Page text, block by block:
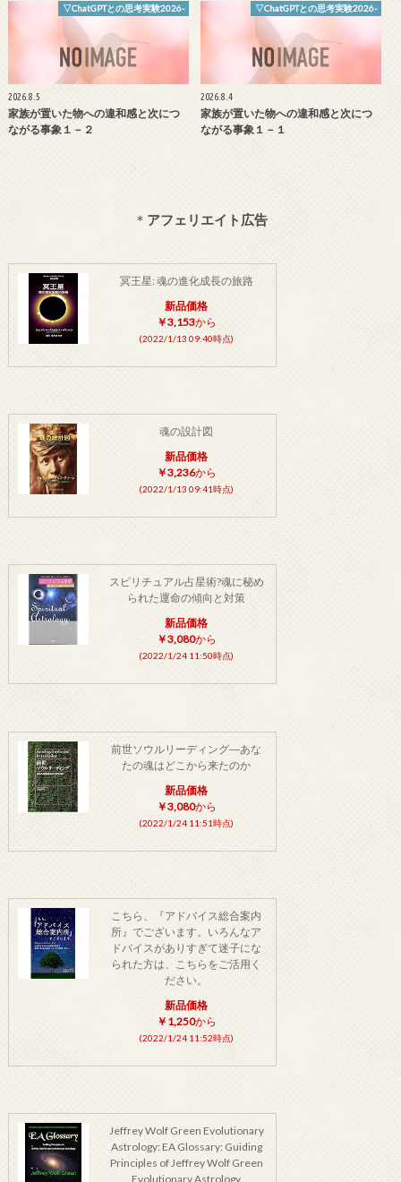
▽ChatGPTとの思考実験2026-
2026.8.5
家族が置いた物への違和感と次につ
ながる事象１－２
▽ChatGPTとの思考実験2026-
2026.8.4
家族が置いた物への違和感と次につ
ながる事象１－１
＊ アフェリエイト広告
冥王星: 魂の進化成長の旅路
新品価格
￥3,153から
(2022/1/13 09:40時点)
魂の設計図
新品価格
￥3,236から
(2022/1/13 09:41時点)
スピリチュアル占星術?魂に秘め
られた運命の傾向と対策
新品価格
￥3,080から
(2022/1/24 11:50時点)
前世ソウルリーディング―あな
たの魂はどこから来たのか
新品価格
￥3,080から
(2022/1/24 11:51時点)
こちら、『アドバイス総合案内
所』でございます。いろんなア
ドバイスがありすぎて迷子にな
られた方は、こちらをご活用く
ださい。
新品価格
￥1,250から
(2022/1/24 11:52時点)
Jeffrey Wolf Green Evolutionary
Astrology: EA Glossary: Guiding
Principles of Jeffrey Wolf Green
Evolutionary Astrology